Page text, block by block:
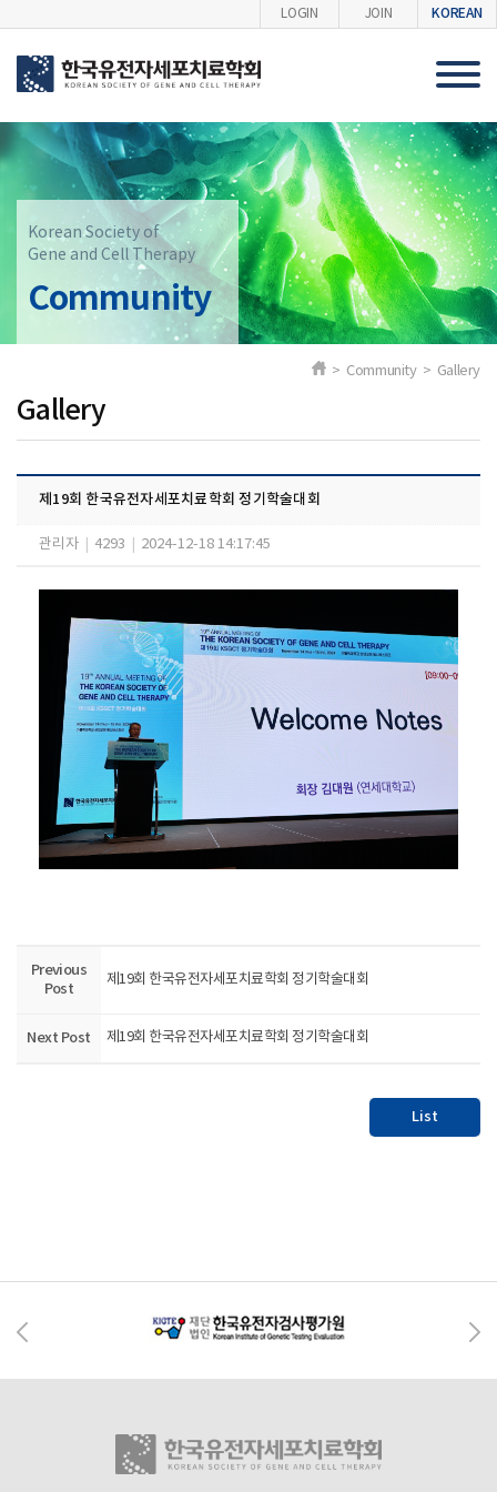
LOGIN JOIN KOREAN
Korean Society of
Gene and Cell Therapy
Community
Gallery
> Community > Gallery
제19회 한국유전자세포치료학회 정기학술대회
관리자 4293 2024-12-18 14:17:45
Previous
Post
제19회 한국유전자세포치료학회 정기학술대회
Next Post 제19회 한국유전자세포치료학회 정기학술대회
List